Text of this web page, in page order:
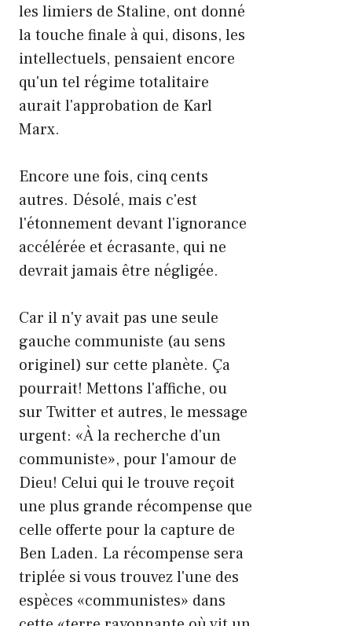
les limiers de Staline, ont donné
la touche finale à qui, disons, les
intellectuels, pensaient encore
qu'un tel régime totalitaire
aurait l'approbation de Karl
Marx.
Encore une fois, cinq cents
autres. Désolé, mais c'est
l'étonnement devant l'ignorance
accélérée et écrasante, qui ne
devrait jamais être négligée.
Car il n'y avait pas une seule
gauche communiste (au sens
originel) sur cette planète. Ça
pourrait! Mettons l'affiche, ou
sur Twitter et autres, le message
urgent: «À la recherche d'un
communiste», pour l'amour de
Dieu! Celui qui le trouve reçoit
une plus grande récompense que
celle offerte pour la capture de
Ben Laden. La récompense sera
triplée si vous trouvez l'une des
espèces «communistes» dans